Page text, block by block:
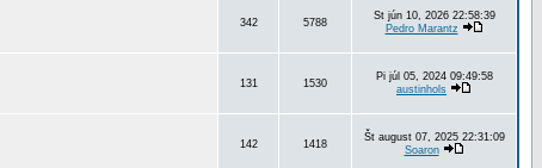
342 5788
St jún 10, 2026 22:58:39
Pedro Marantz
131 1530
Pi júl 05, 2024 09:49:58
austinhols
142 1418
Št august 07, 2025 22:31:09
Soaron